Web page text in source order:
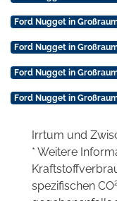
Ford Nugget in
Ford Nugget in
Ford Nugget in
Ford Nugget in
Irrtum und
* Weitere
spezifischen CO